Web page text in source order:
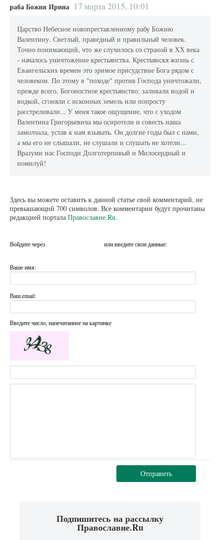
раба Божия Ирина 17 марта 2015, 10:01
Царство Небесное новопреставленному рабу Божию
Валентину. Светлый, праведный и правильный человек.
Точно понимающий, что же случилось со страной в ХХ века
- началось уничтожение крестьянства. Крестьянскя жизнь с
Евангельских времен это зримое присудствие Бога рядом с
человеком. По этому в "походе" против Господа уничтожали,
прежде всего, Богоностное крестьянство: заливали водой и
водкой, сгоняли с исконных земель или попросту
расстреливали... У меня такое ощущение, что с уходом
Валентина Григорьевича мы осиротели и совесть наша
замолчала, устав к нам взывать. Он долгие годы был с нами,
а мы его не слышали, не слушали и слушать не хотели...
Вразуми нас Господи Долготерпивый и Милосердный и
помилуй!
Здесь вы можете оставить к данной статье свой комментарий, не
превышающий 700 символов. Все комментарии будут прочитаны
редакцией портала Православие.Ru.
Войдите через или введите свои данные:
Ваше имя:
Ваш email:
Введите число, напечатанное на картинке
Отправить
Подпишитесь на рассылку
Православие.Ru